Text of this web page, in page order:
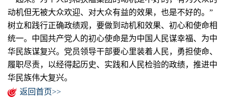
动机但无被大众欢迎、对大众有益的效果，也是不好的。”
树立和践行正确政绩观，要做到动机和效果、初心和使命相
统一。中国共产党人的初心使命是为中国人民谋幸福、为中
华民族谋复兴。党员领导干部要心里装着人民，勇担使命、
履职尽责，以经得起历史、实践和人民检验的政绩，推进中
华民族伟大复兴。
返回首页>>